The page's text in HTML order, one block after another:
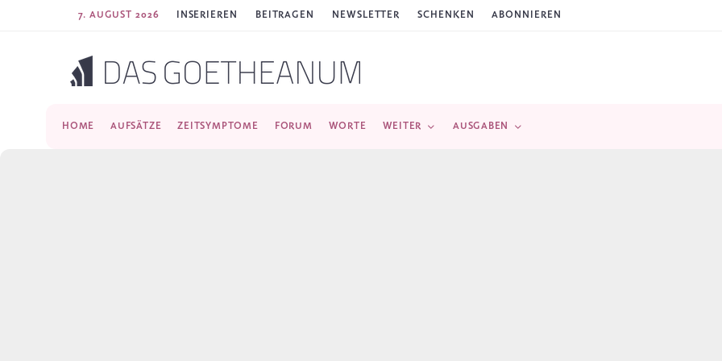
7. AUGUST 2026 INSERIEREN BEITRAGEN NEWSLETTER SCHENKEN ABONNIEREN
HOME AUFSÄTZE ZEITSYMPTOME FORUM WORTE WEITER AUSGABEN